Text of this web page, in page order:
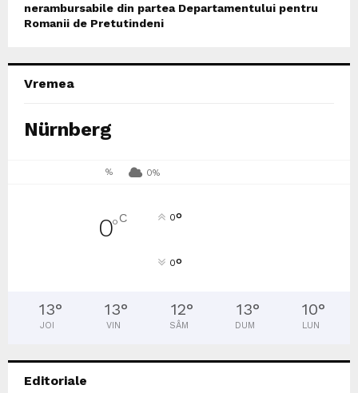
nerambursabile din partea Departamentului pentru
Romanii de Pretutindeni
Vremea
Nürnberg
% 0%
0°C 0°
0°
13°
JOI
13°
VIN
12°
SÂM
13°
DUM
10°
LUN
Editoriale